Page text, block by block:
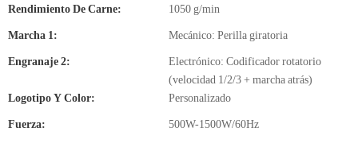
Rendimiento De Carne: 1050 g/min
Marcha 1: Mecánico: Perilla giratoria
Engranaje 2:
Electrónico: Codificador rotatorio
(velocidad 1/2/3 + marcha atrás)
Logotipo Y Color:
Personalizado
Fuerza: 500W-1500W/60Hz